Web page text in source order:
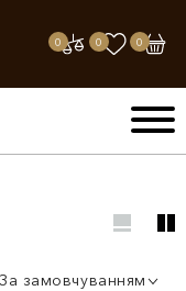
0 0 0
За замовчуванням